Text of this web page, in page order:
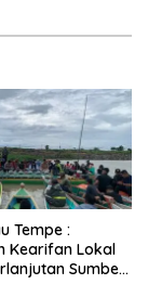
Tempe :
Kearifan Lokal
Sumber